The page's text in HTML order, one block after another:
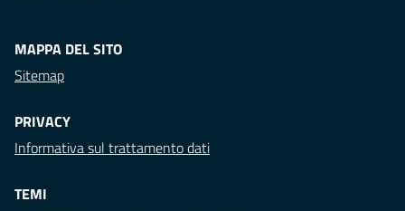
MAPPA DEL SITO
Sitemap
PRIVACY
Informativa sul trattamento dati
TEMI